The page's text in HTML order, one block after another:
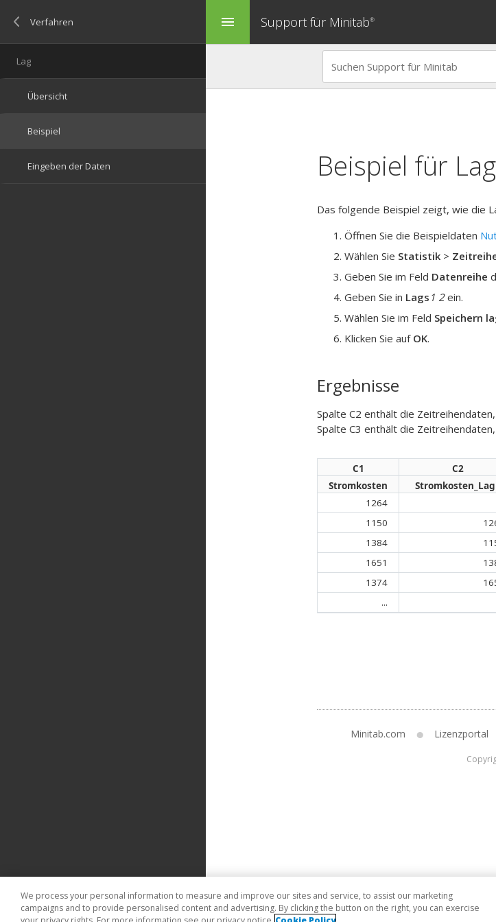
menu Support für Minitab®
Beispiel für Lag
Das folgende Beispiel zeigt, wie die
Öffnen Sie die Beispieldaten
Wählen Sie Statistik >
Geben Sie im Feld Datenreihe
Geben Sie in Lags 1 2ein.
Wählen Sie im Feld Speichern
Klicken Sie auf OK.
Ergebnisse
Spalte C2 enthält die
Spalte C3 enthält die
C1 C2
Stromkosten
1264
1150
1384
1651
1374
...
Minitab.com Lizenzportal
We process your personal information to measure and improve our sites and service, to assist our marketing
campaigns and to provide personalised content and advertising. By clicking the button on the right, you can exercise